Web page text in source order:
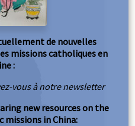
de nouvelles
missions catholiques en
:
vous à notre newsletter
new resources on the
in China: